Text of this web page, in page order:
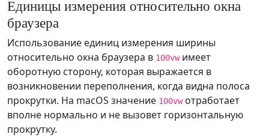
Единицы измерения относительно окна
браузера
Использование единиц измерения ширины
относительно окна браузера в 100vwимеет
оборотную сторону, которая выражается в
возникновении переполнения, когда видна полоса
прокрутки. На macOS значение 100vwотработает
вполне нормально и не вызовет горизонтальную
прокрутку.